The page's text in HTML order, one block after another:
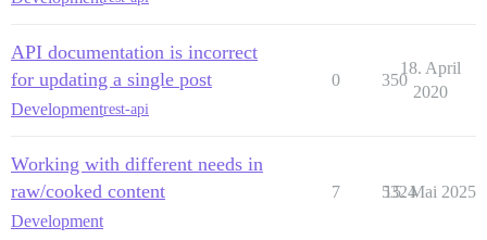
API documentation is incorrect
for updating a single post
Developmentrest-api
0 350
18. April
2020
Working with different needs in
raw/cooked content
Development
7 5324
15. Mai 2025